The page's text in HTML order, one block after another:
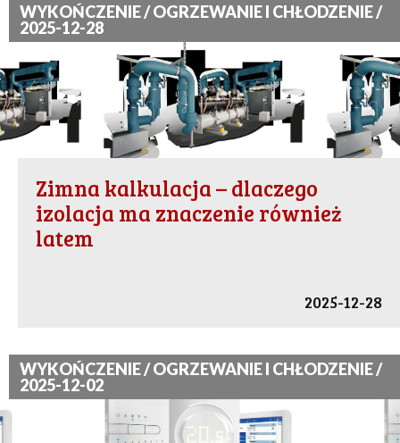
WYKOŃCZENIE / OGRZEWANIE I CHŁODZENIE /
2025-12-28
Zimna kalkulacja – dlaczego
izolacja ma znaczenie również
latem
2025-12-28
WYKOŃCZENIE / OGRZEWANIE I CHŁODZENIE /
2025-12-02